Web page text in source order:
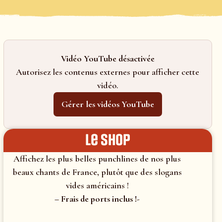
Vidéo YouTube désactivée
Autorisez les contenus externes pour afficher cette
vidéo.
Gérer les vidéos YouTube
le shop
Affichez les plus belles punchlines de nos plus
beaux chants de France, plutôt que des slogans
vides américains !
– Frais de ports inclus !-